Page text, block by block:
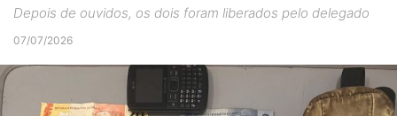
Depois de ouvidos, os dois foram liberados pelo delegado
07/07/2026